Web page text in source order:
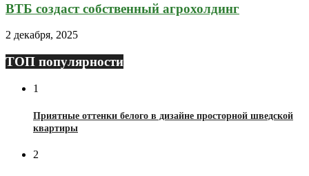
ВТБ создаст собственный агрохолдинг
2 декабря, 2025
ТОП популярности
1
Приятные оттенки белого в дизайне просторной шведской
квартиры
2